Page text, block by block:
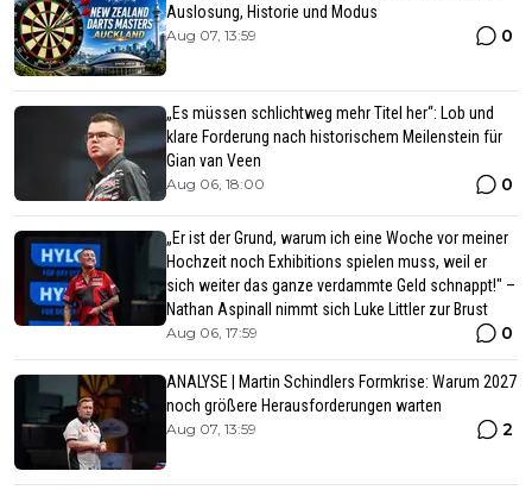
Auslosung, Historie und Modus
Aug 07, 13:59 0
„Es müssen schlichtweg mehr Titel her“: Lob und
klare Forderung nach historischem Meilenstein für
Gian van Veen
Aug 06, 18:00 0
„Er ist der Grund, warum ich eine Woche vor meiner
Hochzeit noch Exhibitions spielen muss, weil er
sich weiter das ganze verdammte Geld schnappt!" –
Nathan Aspinall nimmt sich Luke Littler zur Brust
Aug 06, 17:59 0
ANALYSE | Martin Schindlers Formkrise: Warum 2027
noch größere Herausforderungen warten
Aug 07, 13:59 2